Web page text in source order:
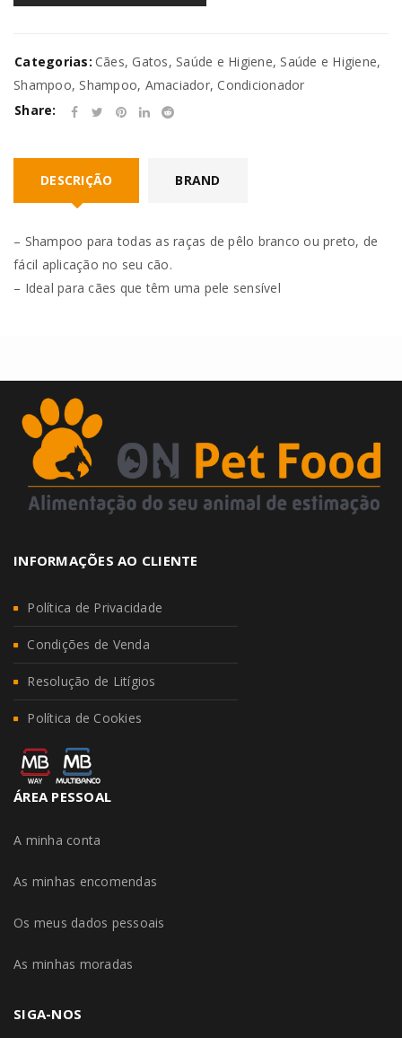
Categorias: Cães, Gatos, Saúde e Higiene, Saúde e Higiene,
Shampoo, Shampoo, Amaciador, Condicionador
Share:
DESCRIÇÃO BRAND
– Shampoo para todas as raças de pêlo branco ou preto, de
fácil aplicação no seu cão.
– Ideal para cães que têm uma pele sensível
INFORMAÇÕES AO CLIENTE
Política de Privacidade
Condições de Venda
Resolução de Litígios
Política de Cookies
ÁREA PESSOAL
A minha conta
As minhas encomendas
Os meus dados pessoais
As minhas moradas
SIGA-NOS